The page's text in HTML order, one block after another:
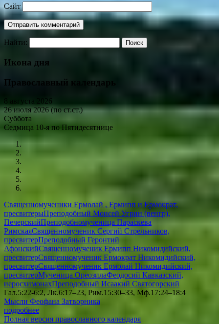
Сайт
Найти:
Икона дня
Православный календарь
8 августа 2026
26 июля 2026 (по ст.ст.)
Суббота
Седмица 10-я по Пятидесятнице
Священномученики Ермолай , Ермипп и Ермократ,
пресвитерыПреподобный Моисей Угрин (венгр),
ПечерскийПреподобномученица Параскева
РимскаяСвященномученик Сергий Стрельников,
пресвитерПреподобный Геронтий
АфонскийСвященномученик Ермипп Никомидийский,
пресвитерСвященномученик Ермократ Никомидийский,
пресвитерСвященномученик Ермолай Никомидийский,
пресвитерМученица ОреозилаФеодосий Кавказский,
иеросхимонахПреподобный Исаакий Святогорский
Гал.5:22-6:2, Лк.6:17–23, Рим.15:30–33, Мф.17:24–18:4
Мысли Феофана Затворника
подробнее
Полная версия православного календаря